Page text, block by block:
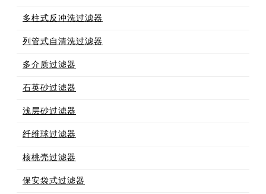
多柱式反冲洗过滤器
列管式自清洗过滤器
多介质过滤器
石英砂过滤器
浅层砂过滤器
纤维球过滤器
核桃壳过滤器
保安袋式过滤器